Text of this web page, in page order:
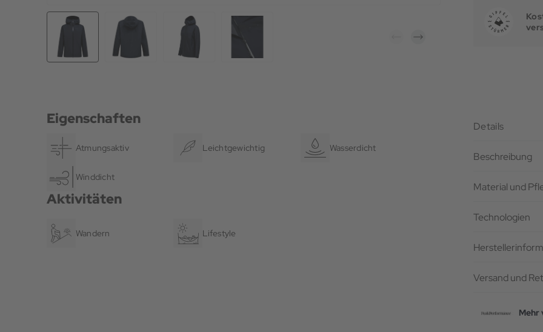
Eigenschaften
Atmungsaktiv Leichtgewichtig Wasserdicht
Winddicht
Aktivitäten
Wandern Lifestyle
Details
Beschreibung
Material und
Technologien
Versand und
Mehr